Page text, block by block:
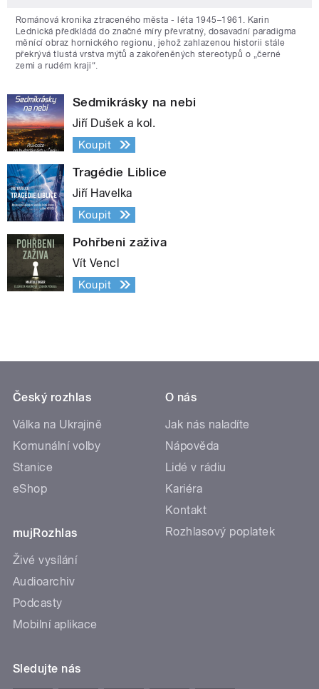
Románová kronika ztraceného města - léta 1945–1961. Karin
Lednická předkládá do značné míry převratný, dosavadní paradigma
měnící obraz hornického regionu, jehož zahlazenou historii stále
překrývá tlustá vrstva mýtů a zakořeněných stereotypů o „černé
zemi a rudém kraji“.
Sedmikrásky na nebi
Jiří Dušek a kol.
Koupit
Tragédie Liblice
Jiří Havelka
Koupit
Pohřbeni zaživa
Vít Vencl
Koupit
Český rozhlas
Válka na Ukrajině
Komunální volby
Stanice
eShop
mujRozhlas
Živé vysílání
Audioarchiv
Podcasty
Mobilní aplikace
O nás
Jak nás naladíte
Nápověda
Lidé v rádiu
Kariéra
Kontakt
Rozhlasový poplatek
Sledujte nás